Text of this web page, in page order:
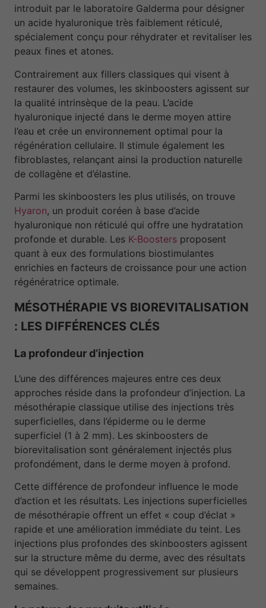
introduit par le laboratoire Galderma pour désigner
un acide hyaluronique très faiblement réticulé,
spécialement conçu pour réhydrater et revitaliser les
peaux fines et atones.
Contrairement aux fillers classiques qui visent à
restaurer des volumes, les skinboosters agissent sur
la qualité intrinsèque de la peau. L’acide
hyaluronique injecté dans le derme moyen attire
l’eau et crée un environnement optimal pour la
régénération cellulaire. Il stimule également les
fibroblastes, relançant ainsi la production naturelle
de collagène et d’élastine.
Parmi les skinboosters les plus utilisés, on trouve
Hyaron, un produit coréen à base d’acide
hyaluronique non réticulé qui offre une hydratation
profonde et durable. Les K-Boosters proposent
quant à eux des formulations biostimulantes
enrichies en facteurs de croissance pour une action
régénératrice optimale.
MÉSOTHÉRAPIE VS BIOREVITALISATION
: LES DIFFÉRENCES CLÉS
La profondeur d’injection
L’une des différences majeures entre ces deux
approches réside dans la profondeur d’injection. La
mésothérapie classique utilise des injections très
superficielles, dans l’épiderme ou le derme
superficiel (1 à 2 mm). Les skinboosters de
biorevitalisation sont généralement injectés plus
profondément, dans le derme moyen à profond.
Cette différence de profondeur influence le mode
d’action et les résultats. Les injections superficielles
de mésothérapie offrent un effet « coup d’éclat »
rapide et une amélioration immédiate du teint. Les
injections plus profondes des skinboosters agissent
sur la structure même du derme, avec des résultats
qui se développent progressivement sur plusieurs
semaines.